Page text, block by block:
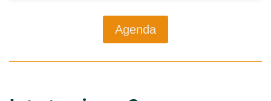
Agenda